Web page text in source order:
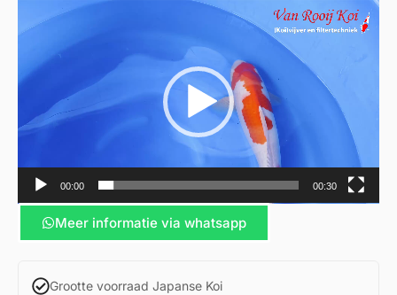
Videospeler
00:00 00:30
Meer informatie via whatsapp
Grootte voorraad Japanse Koi